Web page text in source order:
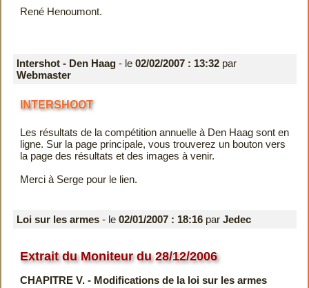
René Henoumont.
Intershot - Den Haag - le 02/02/2007 : 13:32par
Webmaster
INTERSHOOT
Les résultats de la compétition annuelle à Den Haag sont en
ligne. Sur la page principale, vous trouverez un bouton vers
la page des résultats et des images à venir.
Merci à Serge pour le lien.
Loi sur les armes - le 02/01/2007 : 18:16par Jedec
Extrait du Moniteur du 28/12/2006
CHAPITRE V. - Modifications de la loi sur les armes